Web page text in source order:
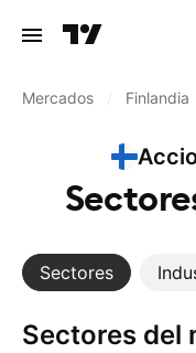
Mercados Finlandia
Sectores
Sectores del mercado de valores: